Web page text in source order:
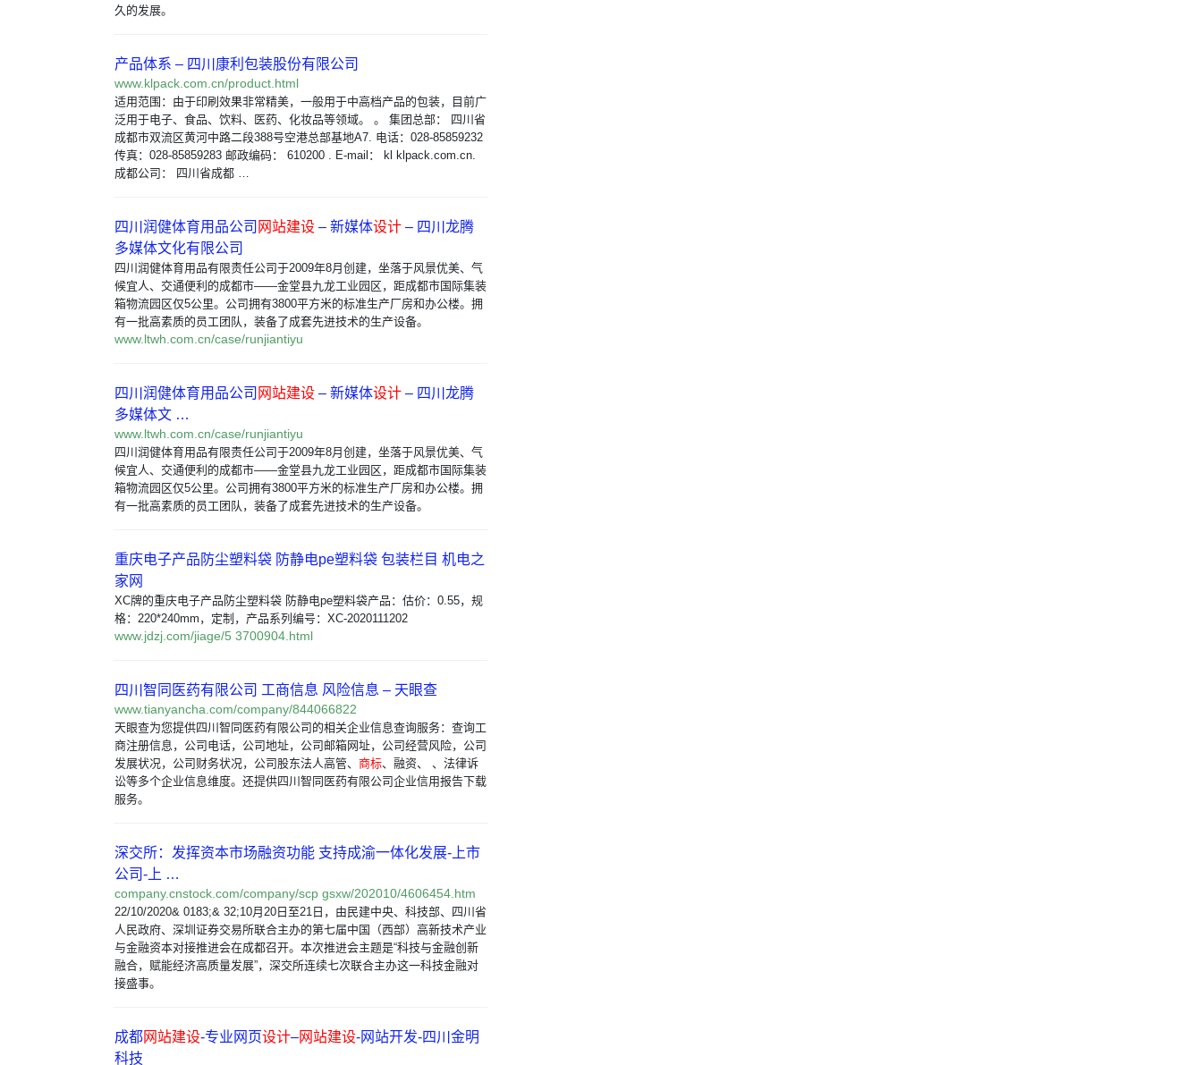
久的发展。
产品体系 – 四川康利包装股份有限公司
www.klpack.com.cn/product.html
适用范围：由于印刷效果非常精美，一般用于中高档产品的包装，目前广
泛用于电子、食品、饮料、医药、化妆品等领域。 。 集团总部： 四川省
成都市双流区黄河中路二段388号空港总部基地A7. 电话：028-85859232
传真：028-85859283 邮政编码： 610200 . E-mail： kl klpack.com.cn.
成都公司： 四川省成都 …
四川润健体育用品公司 网站建设 – 新媒体设计 – 四川龙腾
多媒体文化有限公司
四川润健体育用品有限责任公司于2009年8月创建，坐落于风景优美、气
候宜人、交通便利的成都市——金堂县九龙工业园区，距成都市国际集装
箱物流园区仅5公里。公司拥有3800平方米的标准生产厂房和办公楼。拥
有一批高素质的员工团队，装备了成套先进技术的生产设备。
www.ltwh.com.cn/case/runjiantiyu
四川润健体育用品公司 网站建设 – 新媒体设计 – 四川龙腾
多媒体文 …
www.ltwh.com.cn/case/runjiantiyu
四川润健体育用品有限责任公司于2009年8月创建，坐落于风景优美、气
候宜人、交通便利的成都市——金堂县九龙工业园区，距成都市国际集装
箱物流园区仅5公里。公司拥有3800平方米的标准生产厂房和办公楼。拥
有一批高素质的员工团队，装备了成套先进技术的生产设备。
重庆电子产品防尘塑料袋 防静电pe塑料袋 包装栏目 机电之
家网
XC牌的重庆电子产品防尘塑料袋 防静电pe塑料袋产品：估价：0.55，规
格：220*240mm，定制，产品系列编号：XC-2020111202
www.jdzj.com/jiage/5 3700904.html
四川智同医药有限公司 工商信息 风险信息 – 天眼查
www.tianyancha.com/company/844066822
天眼查为您提供四川智同医药有限公司的相关企业信息查询服务：查询工
商注册信息，公司电话，公司地址，公司邮箱网址，公司经营风险，公司
发展状况，公司财务状况，公司股东法人高管、 商标、融资、 、法律诉
讼等多个企业信息维度。还提供四川智同医药有限公司企业信用报告下载
服务。
深交所：发挥资本市场融资功能 支持成渝一体化发展-上市
公司-上 …
company.cnstock.com/company/scp gsxw/202010/4606454.htm
22/10/2020& 0183;& 32;10月20日至21日，由民建中央、科技部、四川省
人民政府、深圳证券交易所联合主办的第七届中国（西部）高新技术产业
与金融资本对接推进会在成都召开。本次推进会主题是“科技与金融创新
融合，赋能经济高质量发展”，深交所连续七次联合主办这一科技金融对
接盛事。
成都网站建设-专业网页设计–网站建设-网站开发-四川金明
科技